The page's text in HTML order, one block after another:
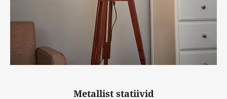
Metallist statiivid